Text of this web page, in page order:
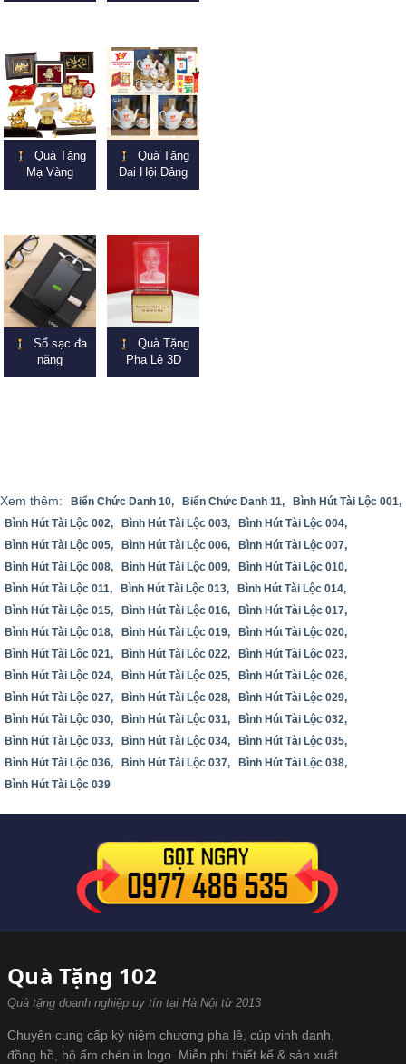
Quà Tặng
Mạ Vàng
Quà Tặng
Đại Hội Đảng
Sổ sạc đa
năng
Quà Tặng
Pha Lê 3D
Xem thêm: Biển Chức Danh 10, Biển Chức Danh 11,
Bình Hút Tài Lộc 001,
Bình Hút Tài Lộc 002,
Bình Hút Tài Lộc 003,
Bình Hút Tài Lộc 004,
Bình Hút Tài Lộc 005,
Bình Hút Tài Lộc 006,
Bình Hút Tài Lộc 007,
Bình Hút Tài Lộc 008,
Bình Hút Tài Lộc 009,
Bình Hút Tài Lộc 010,
Bình Hút Tài Lộc 011,
Bình Hút Tài Lộc 013,
Bình Hút Tài Lộc 014,
Bình Hút Tài Lộc 015,
Bình Hút Tài Lộc 016,
Bình Hút Tài Lộc 017,
Bình Hút Tài Lộc 018,
Bình Hút Tài Lộc 019,
Bình Hút Tài Lộc 020,
Bình Hút Tài Lộc 021,
Bình Hút Tài Lộc 022,
Bình Hút Tài Lộc 023,
Bình Hút Tài Lộc 024,
Bình Hút Tài Lộc 025,
Bình Hút Tài Lộc 026,
Bình Hút Tài Lộc 027,
Bình Hút Tài Lộc 028,
Bình Hút Tài Lộc 029,
Bình Hút Tài Lộc 030,
Bình Hút Tài Lộc 031,
Bình Hút Tài Lộc 032,
Bình Hút Tài Lộc 033,
Bình Hút Tài Lộc 034,
Bình Hút Tài Lộc 035,
Bình Hút Tài Lộc 036,
Bình Hút Tài Lộc 037,
Bình Hút Tài Lộc 038,
Bình Hút Tài Lộc 039
Quà Tặng 102
Quà tặng doanh nghiệp uy tín tại Hà Nội từ 2013
Chuyên cung cấp kỷ niệm chương pha lê, cúp vinh danh,
đồng hồ, bộ ấm chén in logo. Miễn phí thiết kế & sản xuất